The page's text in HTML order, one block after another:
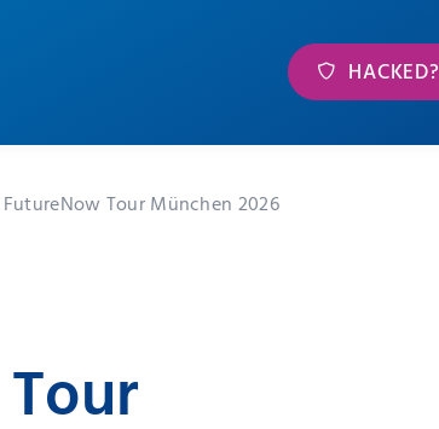
HACKED?
FutureNow Tour München 2026